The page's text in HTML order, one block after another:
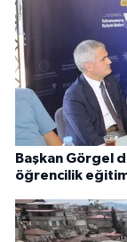
Başkan Görgel
öğrencilik